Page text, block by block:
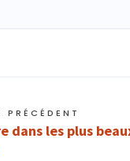
PRÉCÉDENT
dans les plus